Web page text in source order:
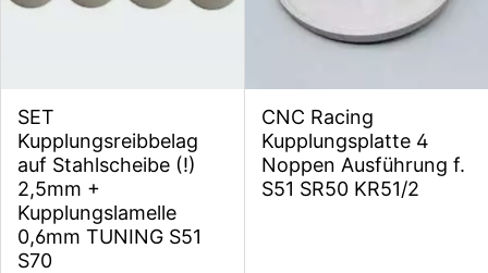
SET
Kupplungsreibbelag
auf Stahlscheibe (!)
2,5mm +
Kupplungslamelle
0,6mm TUNING S51
S70
CNC Racing
Kupplungsplatte 4
Noppen Ausführung f.
S51 SR50 KR51/2